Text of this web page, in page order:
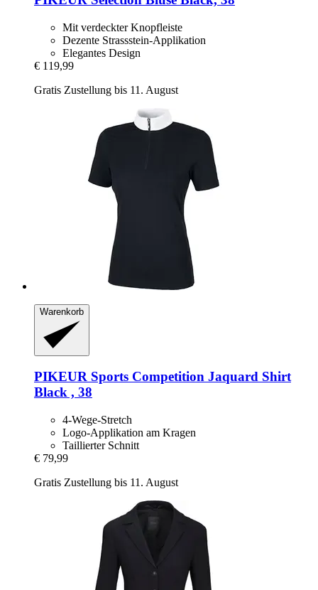
Mit verdeckter Knopfleiste
Dezente Strassstein-Applikation
Elegantes Design
€ 119,99
Gratis Zustellung bis 11. August
Warenkorb
PIKEUR Sports Competition Jaquard Shirt
Black , 38
4-Wege-Stretch
Logo-Applikation am Kragen
Taillierter Schnitt
€ 79,99
Gratis Zustellung bis 11. August